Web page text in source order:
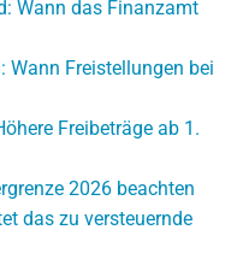
Wann das Finanzamt
Freistellungen bei
Freibeträge ab 1.
2026 beachten
das zu versteuernde